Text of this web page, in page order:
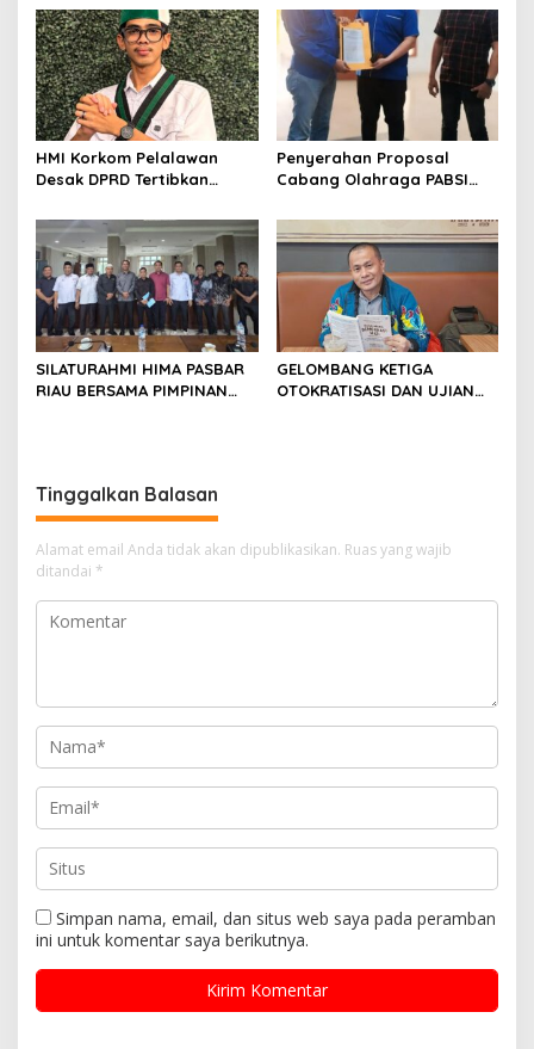
Stay yang Diduga Tempat
Ajang “Kumpul Kebo”.
Mendedikasikan Diri untuk
Masyarakat Desa Pulau
Deras
HMI Korkom Pelalawan
Desak DPRD Tertibkan
Pelalawan
Penyerahan Proposal
Cabang Olahraga PABSI
KONI Kota Pekanbaru.
SILATURAHMI HIMA PASBAR
RIAU BERSAMA PIMPINAN
GELOMBANG KETIGA
OTOKRATISASI DAN UJIAN
Tinggalkan Balasan
Alamat email Anda tidak akan dipublikasikan. Ruas yang wajib
ditandai *
Simpan nama, email, dan situs web saya pada peramban
ini untuk komentar saya berikutnya.